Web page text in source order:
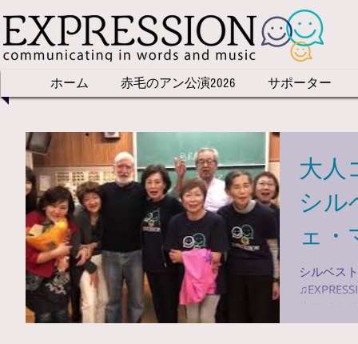
ホーム 赤毛のアン公演2026 サポーター
大人
シル
ェ・
シルベス
語でレッ